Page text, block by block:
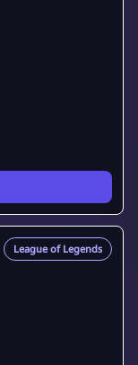
League of Legends